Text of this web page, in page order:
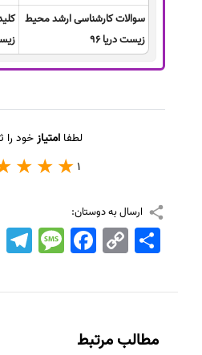
سوالات کارشناسی ارشد محیط
زیست دریا 96
لطفاامتیازخود را
1
ارسال به دوستان:
MessageFacebook Copy
Link
اشتراک
مطالب مرتبط